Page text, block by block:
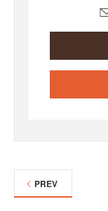
PREV